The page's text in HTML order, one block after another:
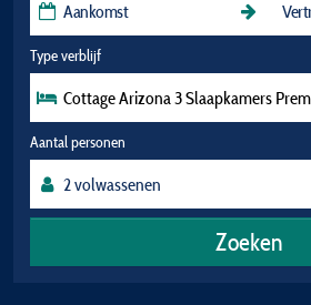
Type verblijf
Cottage Arizona 3 Slaapkamers
Aantal personen
Zoeken